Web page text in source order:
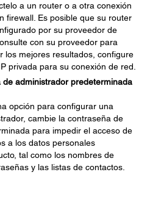
a un router o a otra conexión
firewall. Es posible que su router
por su proveedor de
con su proveedor para
los mejores resultados, configure
privada para su conexión de red.
administrador predeterminada
opción para configurar una
cambie la contraseña de
para impedir el acceso de
a los datos personales
tal como los nombres de
y las listas de contactos.